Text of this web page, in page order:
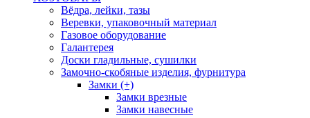
Вёдра, лейки, тазы
Веревки, упаковочный материал
Газовое оборудование
Галантерея
Доски гладильные, сушилки
Замочно-скобяные изделия, фурнитура
Замки (+)
Замки врезные
Замки навесные